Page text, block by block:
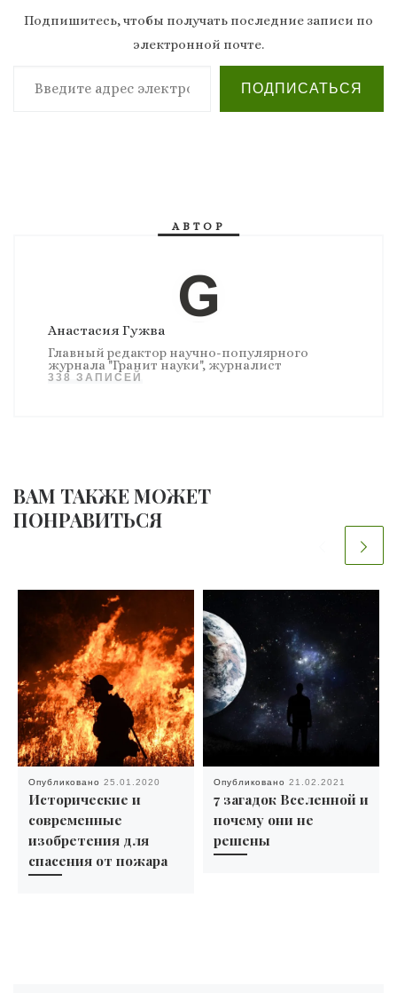
Подпишитесь, чтобы получать последние записи по
электронной почте.
Введите адрес электронной почты…
ПОДПИСАТЬСЯ
АВТОР
Анастасия Гужва
Главный редактор научно-популярного
журнала "Гранит науки", журналист
338 ЗАПИСЕЙ
ВАМ ТАКЖЕ МОЖЕТ
ПОНРАВИТЬСЯ
Опубликовано 25.01.2020
Исторические и
современные
изобретения для
спасения от пожара
Опубликовано 21.02.2021
7 загадок Вселенной и
почему они не
решены